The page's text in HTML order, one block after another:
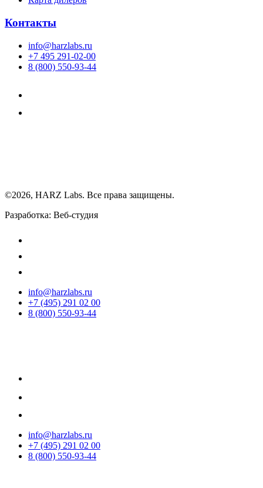
Контакты
info@harzlabs.ru
+7 495 291-02-00
8 (800) 550-93-44
©2026, HARZ Labs. Все права защищены.
Разработка: Веб-студия
info@harzlabs.ru
+7 (495) 291 02 00
8 (800) 550-93-44
info@harzlabs.ru
+7 (495) 291 02 00
8 (800) 550-93-44